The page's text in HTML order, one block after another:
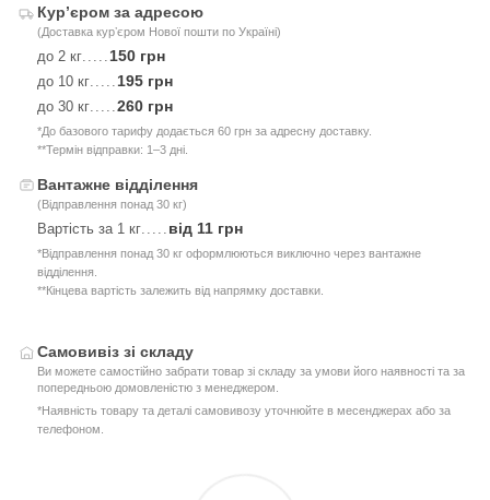
Курʼєром за адресою
(Доставка курʼєром Нової пошти по Україні)
до 2 кг.....150 грн
до 10 кг.....195 грн
до 30 кг.....260 грн
*До базового тарифу додається 60 грн за адресну доставку.
**Термін відправки: 1–3 дні.
Вантажне відділення
(Відправлення понад 30 кг)
Вартість за 1 кг..... від 11 грн
*Відправлення понад 30 кг оформлюються виключно через вантажне
відділення.
**Кінцева вартість залежить від напрямку доставки.
Самовивіз зі складу
Ви можете самостійно забрати товар зі складу за умови його наявності та за
попередньою домовленістю з менеджером.
*Наявність товару та деталі самовивозу уточнюйте в месенджерах або за
телефоном.